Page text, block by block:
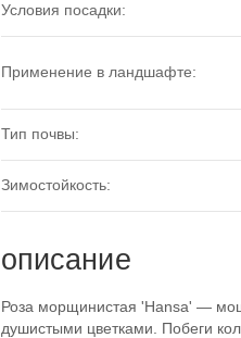
Условия посадки:
Применение в ландшафте:
Тип почвы:
Зимостойкость:
описание
Роза морщинистая 'Hansa' —
душистыми цветками. Побеги